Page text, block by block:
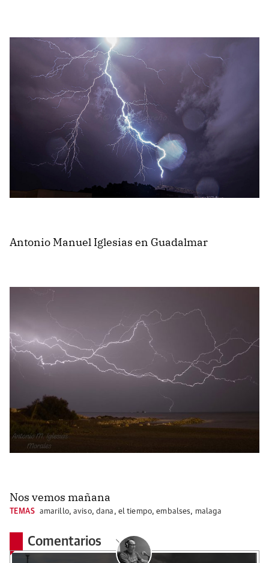
Antonio Manuel Iglesias en Guadalmar
Nos vemos mañana
TEMAS amarillo,aviso,dana , el tiempo,embalses, malaga
Comentarios